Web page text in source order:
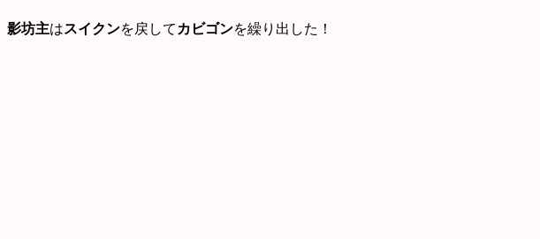
影坊主はスイクンを戻して カビゴンを繰り出した！